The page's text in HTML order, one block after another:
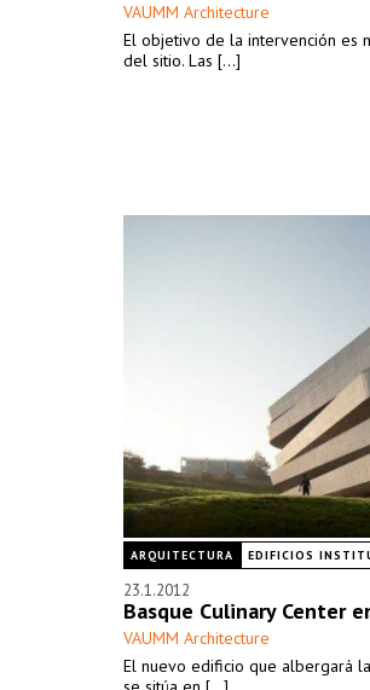
VAUMM Architecture
El objetivo de la intervención es
del sitio. Las [...]
ARQUITECTURA EDIFICIOS
23.1.2012
Basque Culinary Center
VAUMM Architecture
El nuevo edificio que albergará